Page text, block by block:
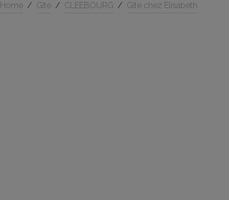
Home / Gîte / CLEEBOURG / Gîte chez Elisabeth